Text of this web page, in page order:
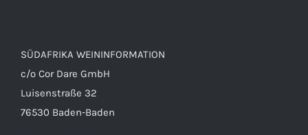
SÜDAFRIKA WEININFORMATION
c/o Cor Dare GmbH
Luisenstraße 32
76530 Baden-Baden